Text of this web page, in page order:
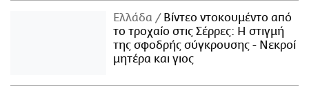
Ελλάδα
Βίντεο ντοκουμέντο από
το τροχαίο στις Σέρρες: Η στιγμή
της σφοδρής σύγκρουσης - Νεκροί
μητέρα και γιος